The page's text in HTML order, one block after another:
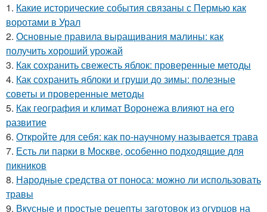
1. Какие исторические события связаны с Пермью как
воротами в Урал
2. Основные правила выращивания малины: как
получить хороший урожай
3. Как сохранить свежесть яблок: проверенные методы
4. Как сохранить яблоки и груши до зимы: полезные
советы и проверенные методы
5. Как география и климат Воронежа влияют на его
развитие
6. Откройте для себя: как по-научному называется трава
7. Есть ли парки в Москве, особенно подходящие для
пикников
8. Народные средства от поноса: можно ли использовать
травы
9. Вкусные и простые рецепты заготовок из огурцов на